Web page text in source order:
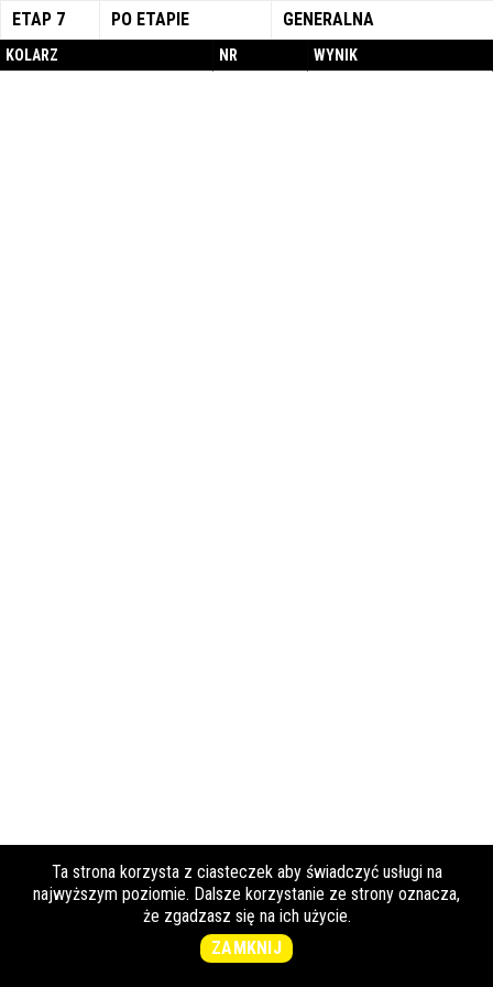
ETAP 7 PO ETAPIE GENERALNA
KOLARZ NR WYNIK
Ta strona korzysta z ciasteczek aby świadczyć usługi na
najwyższym poziomie. Dalsze korzystanie ze strony oznacza,
że zgadzasz się na ich użycie.
ZAMKNIJ